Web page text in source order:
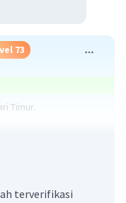
73
Timur.
yang
terjadinya
spesies ikan
dari Timur" tidak
terverifikasi